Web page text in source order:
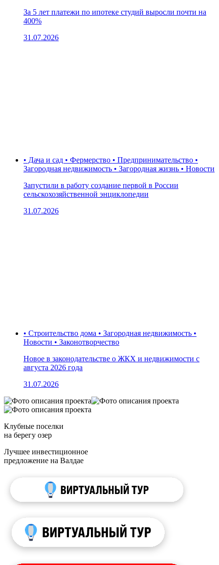
За 5 лет платежи по ипотеке студий выросли почти на
400%
31.07.2026
• Дача и сад • Фермерство • Предпринимательство •
Загородная недвижимость • Загородная жизнь • Новости
Запустили в работу создание первой в России
сельскохозяйственной энциклопедии
31.07.2026
• Строительство дома • Загородная недвижимость •
Новости • Законотворчество
Новое в законодательстве о ЖКХ и недвижимости с
августа 2026 года
31.07.2026
Клубные поселки
на берегу озер
Лучшее инвестиционное
предложение на Валдае